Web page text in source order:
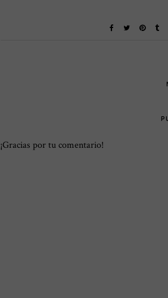
¡Gracias por tu comentario!